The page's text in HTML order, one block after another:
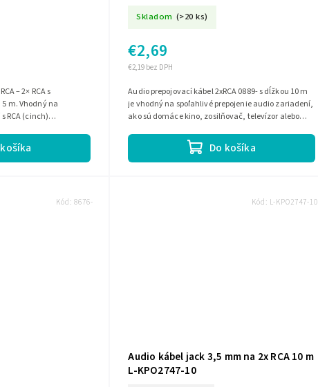
– 2× RCA s
m. Vhodný na
RCA (cinch)
Skladom (>20 ks)
€2,19 bez DPH
€2,69
Do košíka
Audio prepojovací kábel 2xRCA 0889- s dĺžkou 10 m
je vhodný na spoľahlivé prepojenie audio zariadení,
ako sú domáce kino, zosilňovač, televízor alebo
Kód:8676-
Audio kábel jack 3,5 mm na 2x RCA 10 m
L-KPO2747-10
Kód: L-KPO2747-10